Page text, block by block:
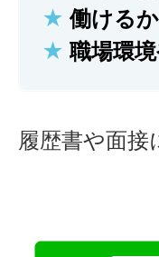
★ 働ける
★ 職場環
履歴書や面